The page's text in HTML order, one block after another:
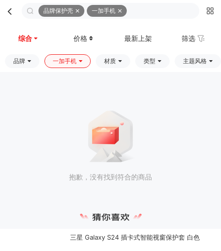
品牌保护壳 一加手机
综合 价格 最新上架 筛选
品牌 一加手机 材质 类型 主题风格
抱歉，没有找到符合的商品
三星 Galaxy S24 插卡式智能视窗保护套 白色